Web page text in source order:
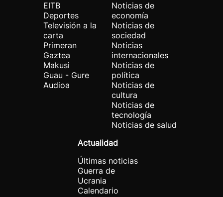
EITB
Deportes
Televisión a la
carta
Primeran
Gaztea
Makusi
Guau - Gure
Audioa
Noticias de
economía
Noticias de
sociedad
Noticias
internacionales
Noticias de
política
Noticias de
cultura
Noticias de
tecnología
Noticias de salud
Actualidad
Últimas noticias
Guerra de
Ucrania
Calendario